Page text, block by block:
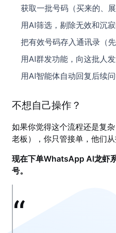
获取一批号码（买来的、
用AI筛选，剔除无效和沉
把有效号码存入通讯录（
用AI群发功能，向这批人
用AI智能体自动回复后续
不想自己操作？
如果你觉得这个流程还是复
老板），你只管接单，他们从
现在下单WhatsApp AI龙虾
号。